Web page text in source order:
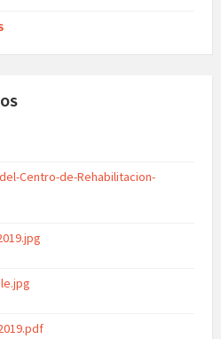
Centro-de-Rehabilitacion-